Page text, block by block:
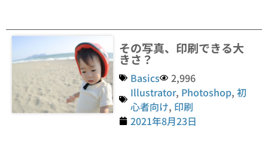
その写真、印刷できる大
きさ？
Basics
2,996
Illustrator, Photoshop,初
心者向け, 印刷
2021年8月23日